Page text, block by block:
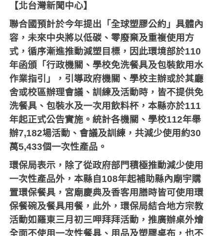
【北台灣新聞中心】
聯合國預計於今年提出「全球塑膠公約」具體內
容，未來中央將以低碳、零廢棄及重複使用方
式，循序漸進推動減塑目標，因此環境部於110
年函頒「行政機關、學校免洗餐具及包裝飲用水
作業指引」，引導政府機關、學校主辦或於其廳
舍或校區辦理會議、訓練及活動時，皆不提供免
洗餐具、包裝水及一次用飲料杯，本縣亦於111
年起正式公告實施。統計各機關、學校112年舉
辦7,182場活動、會議及訓練，共減少使用約30
萬5,433個一次性產品。
環保局表示，除了從政府部門積極推動減少使用
一次性產品外，本縣自108年起補助縣內廟宇購
置環保餐具，宮廟慶典及香客用膳時皆可使用環
保餐碗及餐具用餐，此外，環保局結合地方宗教
活動如羅東三月初三呷拜拜活動，推廣辦桌外燴
全面不使用一次性餐具、用品及塑膠桌布，也不